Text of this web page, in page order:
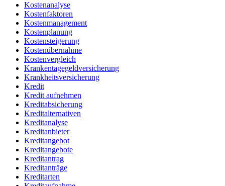
Kostenanalyse
Kostenfaktoren
Kostenmanagement
Kostenplanung
Kostensteigerung
Kostenübernahme
Kostenvergleich
Krankentagegeldversicherung
Krankheitsversicherung
Kredit
Kredit aufnehmen
Kreditabsicherung
Kreditalternativen
Kreditanalyse
Kreditanbieter
Kreditangebot
Kreditangebote
Kreditantrag
Kreditanträge
Kreditarten